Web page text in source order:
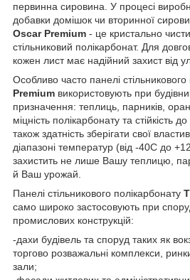
первинна сировина. У процесі
добавки домішок чи вторинної
Oscar Premium - це кристально
стільниковий полікарбонат. Для
кожен лист має надійний захист від
Особливо часто панелі стільникового
Premium використовують при
призначення: теплиць, парників,
міцність полікарбонату та стійкість
також здатність зберігати свої
діапазоні температур (від -40С до
захистить не лише Вашу теплицю,
й Ваш урожай.
Панелі стільникового полікарбонату
само широко застосовують при
промислових конструкцій:
-дахи будівель та споруд таких як
торгово розважальні комплекси,
зали;